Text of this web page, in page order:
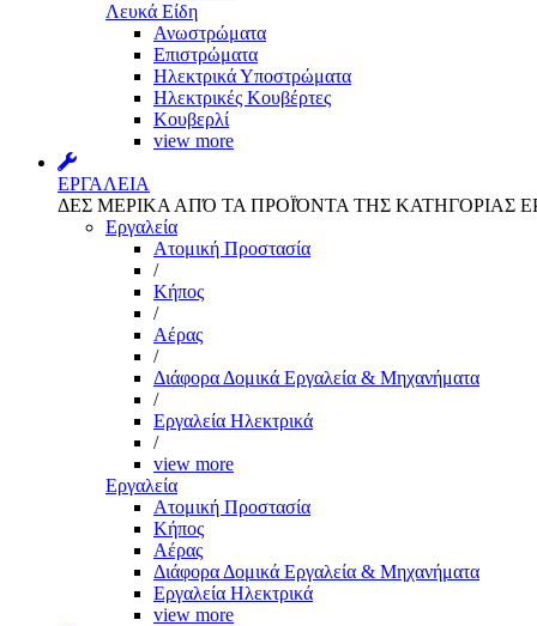
Λευκά Είδη
Ανωστρώματα
Επιστρώματα
Ηλεκτρικά Υποστρώματα
Ηλεκτρικές Κουβέρτες
Κουβερλί
view more
ΕΡΓΑΛΕΙΑ
ΔΕΣ ΜΕΡΙΚΑ ΑΠΌ ΤΑ ΠΡΟΪΌΝΤΑ ΤΗΣ ΚΑΤΗΓΟΡΙΑΣ
Εργαλεία
Aτομική Προστασία
/
Kήπος
/
Αέρας
/
Διάφορα Δομικά Εργαλεία & Μηχανήματα
/
Εργαλεία Ηλεκτρικά
/
view more
Εργαλεία
Aτομική Προστασία
Kήπος
Αέρας
Διάφορα Δομικά Εργαλεία & Μηχανήματα
Εργαλεία Ηλεκτρικά
view more